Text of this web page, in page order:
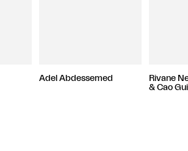
Adel Abdessemed
Rivane
& Cao